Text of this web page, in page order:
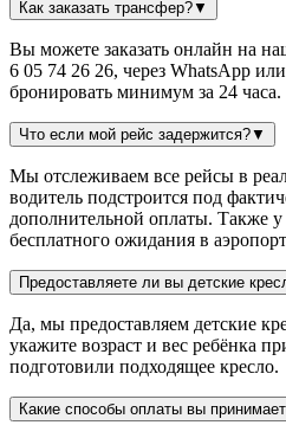
Как заказать трансфер?▼
Вы можете заказать онлайн на
6 05 74 26 26, через WhatsApp
бронировать минимум за 24 часа.
Что если мой рейс задержится?▼
Мы отслеживаем все рейсы в
водитель подстроится под
дополнительной оплаты. Также у
бесплатного ожидания в
Предоставляете ли вы детские
Да, мы предоставляем детские
укажите возраст и вес ребёнка
подготовили подходящее кресло.
Какие способы оплаты вы